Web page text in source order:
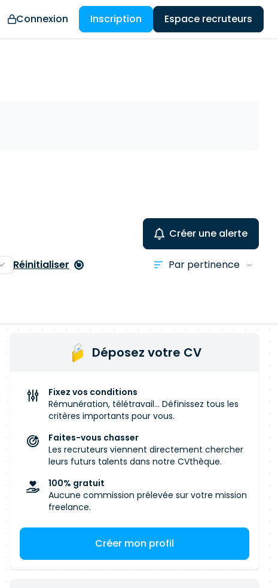
Connexion Inscription Espace recruteurs
Créer une alerte
Réinitialiser
Déposez votre CV
Fixez vos conditions
Rémunération, télétravail... Définissez tous les
critères importants pour vous.
Faites-vous chasser
Les recruteurs viennent directement chercher
leurs futurs talents dans notre CVthèque.
100% gratuit
Aucune commission prélevée sur votre mission
freelance.
Créer mon profil